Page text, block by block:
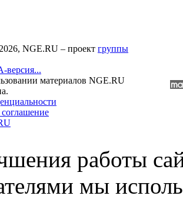
NGE.RU – проект группы
версия...
материалов NGE.RU
соглашение
работы
мы